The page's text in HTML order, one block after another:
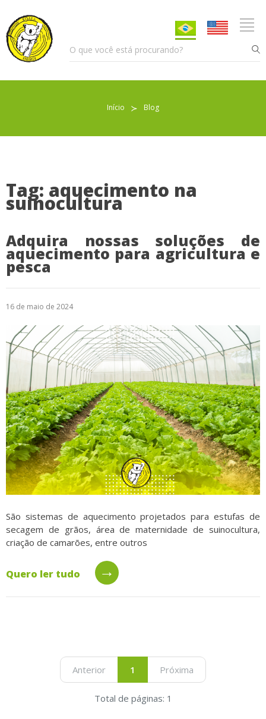
Início ≻ Blog
Tag: aquecimento na
suinocultura
Adquira nossas soluções de
aquecimento para agricultura e
pesca
16 de maio de 2024
São sistemas de aquecimento projetados para estufas de
secagem de grãos, área de maternidade de suinocultura,
criação de camarões, entre outros
Quero ler tudo →
Anterior 1 Próxima
Total de páginas: 1
Indicações de uso
Blog
Denúncias
Relatório Transparência
Trabalhe Conosco